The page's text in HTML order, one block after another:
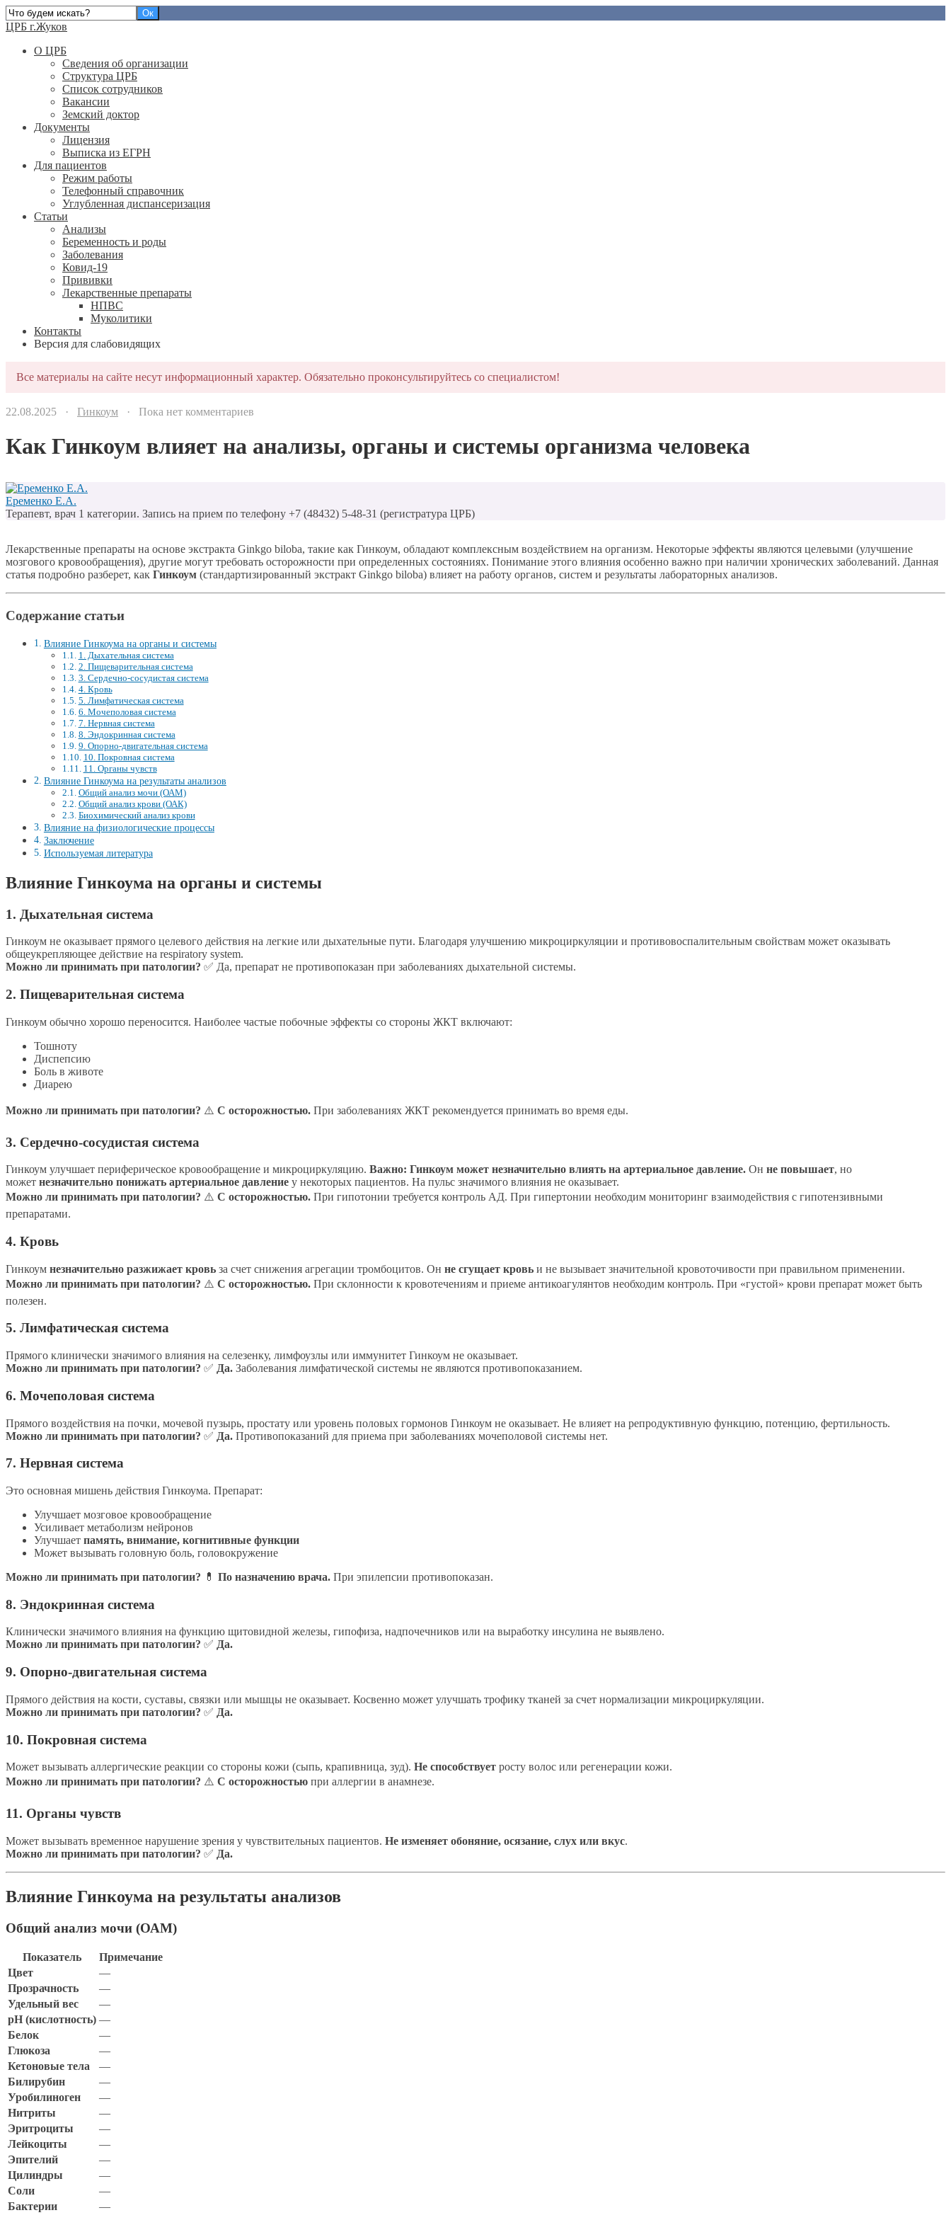
ЦРБ г.Жуков
О ЦРБ
Сведения об организации
Структура ЦРБ
Список сотрудников
Вакансии
Земский доктор
Документы
Лицензия
Выписка из ЕГРН
Для пациентов
Режим работы
Телефонный справочник
Углубленная диспансеризация
Статьи
Анализы
Беременность и роды
Заболевания
Ковид-19
Прививки
Лекарственные препараты
НПВС
Муколитики
Контакты
Версия для слабовидящих
Все материалы на сайте несут информационный характер. Обязательно проконсультируйтесь со специалистом!
22.08.2025 · Гинкоум · Пока нет комментариев
Как Гинкоум влияет на анализы, органы и системы организма человека
Еременко Е.А.
Терапевт, врач 1 категории. Запись на прием по телефону +7 (48432) 5-48-31 (регистратура ЦРБ)
Лекарственные препараты на основе экстракта Ginkgo biloba, такие как Гинкоум, обладают комплексным воздействием на организм. Некоторые эффекты являются целевыми (улучшение
мозгового кровообращения), другие могут требовать осторожности при определенных состояниях. Понимание этого влияния особенно важно при наличии хронических заболеваний. Данная
статья подробно разберет, как Гинкоум (стандартизированный экстракт Ginkgo biloba) влияет на работу органов, систем и результаты лабораторных анализов.
Содержание статьи
Влияние Гинкоума на органы и системы
1. Дыхательная система
2. Пищеварительная система
3. Сердечно-сосудистая система
4. Кровь
5. Лимфатическая система
6. Мочеполовая система
7. Нервная система
8. Эндокринная система
9. Опорно-двигательная система
10. Покровная система
11. Органы чувств
Влияние Гинкоума на результаты анализов
Общий анализ мочи (ОАМ)
Общий анализ крови (ОАК)
Биохимический анализ крови
Влияние на физиологические процессы
Заключение
Используемая литература
Влияние Гинкоума на органы и системы
1. Дыхательная система
Гинкоум не оказывает прямого целевого действия на легкие или дыхательные пути. Благодаря улучшению микроциркуляции и противовоспалительным свойствам может оказывать
общеукрепляющее действие на respiratory system.
Можно ли принимать при патологии? ✅ Да, препарат не противопоказан при заболеваниях дыхательной системы.
2. Пищеварительная система
Гинкоум обычно хорошо переносится. Наиболее частые побочные эффекты со стороны ЖКТ включают:
Тошноту
Диспепсию
Боль в животе
Диарею
Можно ли принимать при патологии? ⚠️ С осторожностью. При заболеваниях ЖКТ рекомендуется принимать во время еды.
3. Сердечно-сосудистая система
Гинкоум улучшает периферическое кровообращение и микроциркуляцию. Важно: Гинкоум может незначительно влиять на артериальное давление. Он не повышает, но
может незначительно понижать артериальное давление у некоторых пациентов. На пульс значимого влияния не оказывает.
Можно ли принимать при патологии? ⚠️ С осторожностью. При гипотонии требуется контроль АД. При гипертонии необходим мониторинг взаимодействия с гипотензивными
препаратами.
4. Кровь
Гинкоум незначительно разжижает кровь за счет снижения агрегации тромбоцитов. Он не сгущает кровь и не вызывает значительной кровоточивости при правильном применении.
Можно ли принимать при патологии? ⚠️ С осторожностью. При склонности к кровотечениям и приеме антикоагулянтов необходим контроль. При «густой» крови препарат может быть
полезен.
5. Лимфатическая система
Прямого клинически значимого влияния на селезенку, лимфоузлы или иммунитет Гинкоум не оказывает.
Можно ли принимать при патологии? ✅ Да. Заболевания лимфатической системы не являются противопоказанием.
6. Мочеполовая система
Прямого воздействия на почки, мочевой пузырь, простату или уровень половых гормонов Гинкоум не оказывает. Не влияет на репродуктивную функцию, потенцию, фертильность.
Можно ли принимать при патологии? ✅ Да. Противопоказаний для приема при заболеваниях мочеполовой системы нет.
7. Нервная система
Это основная мишень действия Гинкоума. Препарат:
Улучшает мозговое кровообращение
Усиливает метаболизм нейронов
Улучшает память, внимание, когнитивные функции
Может вызывать головную боль, головокружение
Можно ли принимать при патологии? 💊 По назначению врача. При эпилепсии противопоказан.
8. Эндокринная система
Клинически значимого влияния на функцию щитовидной железы, гипофиза, надпочечников или на выработку инсулина не выявлено.
Можно ли принимать при патологии? ✅ Да.
9. Опорно-двигательная система
Прямого действия на кости, суставы, связки или мышцы не оказывает. Косвенно может улучшать трофику тканей за счет нормализации микроциркуляции.
Можно ли принимать при патологии? ✅ Да.
10. Покровная система
Может вызывать аллергические реакции со стороны кожи (сыпь, крапивница, зуд). Не способствует росту волос или регенерации кожи.
Можно ли принимать при патологии? ⚠️ С осторожностью при аллергии в анамнезе.
11. Органы чувств
Может вызывать временное нарушение зрения у чувствительных пациентов. Не изменяет обоняние, осязание, слух или вкус.
Можно ли принимать при патологии? ✅ Да.
Влияние Гинкоума на результаты анализов
Общий анализ мочи (ОАМ)
Показатель
Примечание
Цвет
—
Прозрачность
—
Удельный вес
—
pH (кислотность) —
Белок
—
Глюкоза
—
Кетоновые тела
—
Билирубин
—
Уробилиноген
—
Нитриты
—
Эритроциты
—
Лейкоциты
—
Эпителий
—
Цилиндры
—
Соли
—
Бактерии
—